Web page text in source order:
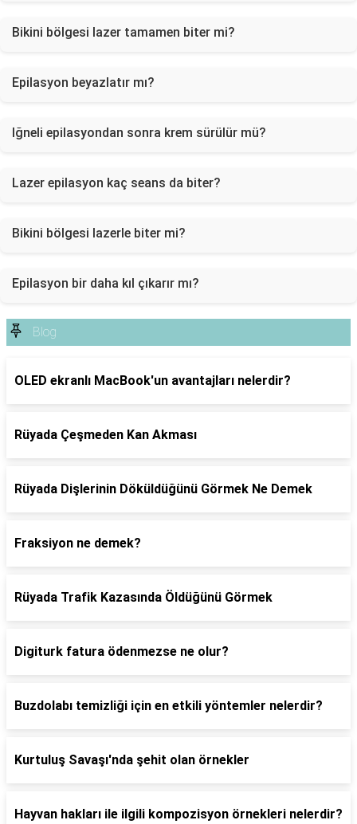
Bikini bölgesi lazer tamamen biter mi?
Epilasyon beyazlatır mı?
Iğneli epilasyondan sonra krem sürülür mü?
Lazer epilasyon kaç seans da biter?
Bikini bölgesi lazerle biter mi?
Epilasyon bir daha kıl çıkarır mı?
Blog
OLED ekranlı MacBook'un avantajları nelerdir?
Rüyada Çeşmeden Kan Akması
Rüyada Dişlerinin Döküldüğünü Görmek Ne Demek
Fraksiyon ne demek?
Rüyada Trafik Kazasında Öldüğünü Görmek
Digiturk fatura ödenmezse ne olur?
Buzdolabı temizliği için en etkili yöntemler nelerdir?
Kurtuluş Savaşı'nda şehit olan örnekler
Hayvan hakları ile ilgili kompozisyon örnekleri nelerdir?